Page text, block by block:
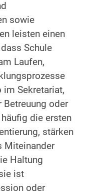
sowie
leisten einen
Schule
Laufen,
im Sekretariat,
Betreuung oder
die ersten
stärken
Miteinander
Haltung
ist
oder